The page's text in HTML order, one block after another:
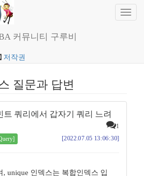
커뮤니티 구루비
저작권
질문과 답변
트 쿼리에서 갑자기 쿼리 느려
1
[2022.07.05 13:06:30]
, unique 인덱스는 복합인덱스 입